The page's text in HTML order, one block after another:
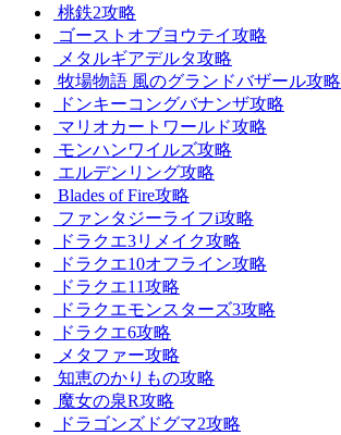
桃鉄2攻略
ゴーストオブヨウテイ攻略
メタルギアデルタ攻略
牧場物語 風のグランドバザール攻略
ドンキーコングバナンザ攻略
マリオカートワールド攻略
モンハンワイルズ攻略
エルデンリング攻略
Blades of Fire攻略
ファンタジーライフi攻略
ドラクエ3リメイク攻略
ドラクエ10オフライン攻略
ドラクエ11攻略
ドラクエモンスターズ3攻略
ドラクエ6攻略
メタファー攻略
知恵のかりもの攻略
魔女の泉R攻略
ドラゴンズドグマ2攻略